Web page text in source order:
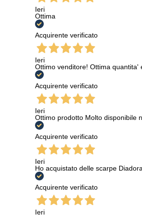
Ieri
Ottima
Acquirente verificato
Ieri
Ottimo venditore! Ottima quantita'
Acquirente verificato
Ieri
Ottimo prodotto Molto disponibile
Acquirente verificato
Ieri
Ho acquistato delle scarpe
Acquirente verificato
Ieri